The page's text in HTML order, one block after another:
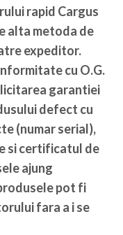
rapid Cargus
alta metoda de
expeditor.
cu O.G.
garantiei
defect cu
(numar serial),
si certificatul de
ajung
pot fi
fara a i se